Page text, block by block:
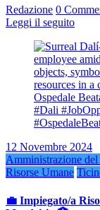
Redazione 0
Leggi il seguito
12 Novembre 2024
Amministrazione del
Risorse Umane
💼 Impiegato/a